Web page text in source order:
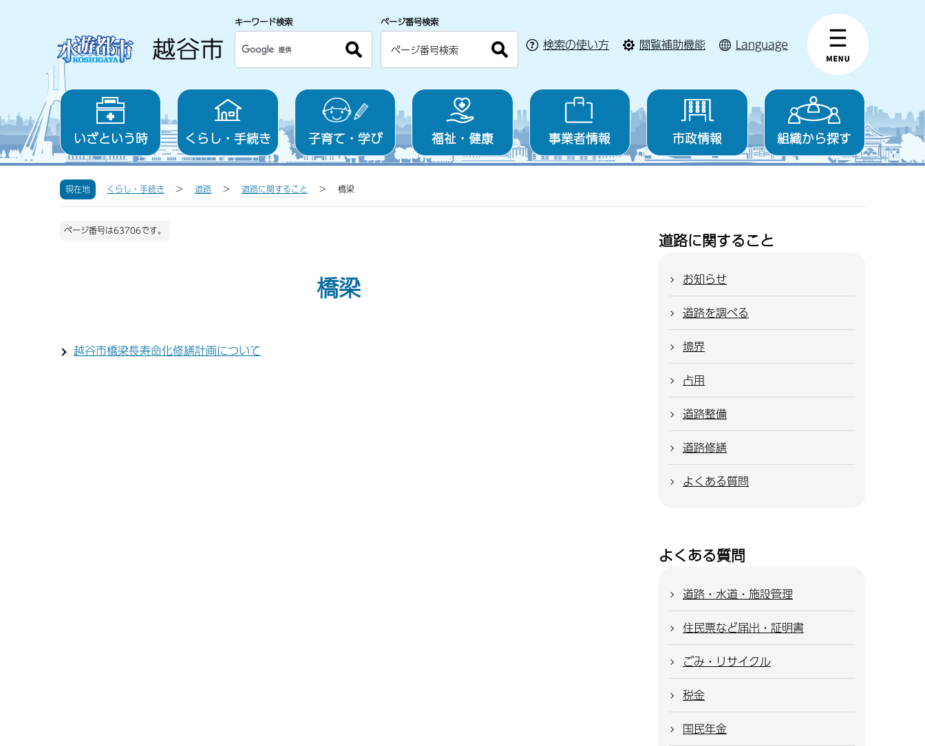
キーワード検索 ページ番号検索
検索の使い方 閲覧補助機能 Language
いざという時 くらし・手続き 子育て・学び 福祉・健康 事業者情報 市政情報 組織から探す
現在地 くらし・手続き 道路 道路に関すること 橋梁
ページ番号は63706です。
橋梁
越谷市橋梁長寿命化修繕計画について
道路に関すること
お知らせ
道路を調べる
境界
占用
道路整備
道路修繕
よくある質問
よくある質問
道路・水道・施設管理
住民票など届出・証明書
ごみ・リサイクル
税金
国民年金